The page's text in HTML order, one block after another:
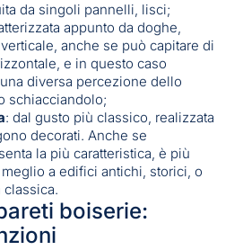
da singoli pannelli, lisci;
appunto da doghe,
anche se può capitare di
e in questo caso
diversa percezione dello
schiacciandolo;
: dal gusto più classico, realizzata
decorati. Anche se
la più caratteristica, è più
a edifici antichi, storici, o
classica.
boiserie: